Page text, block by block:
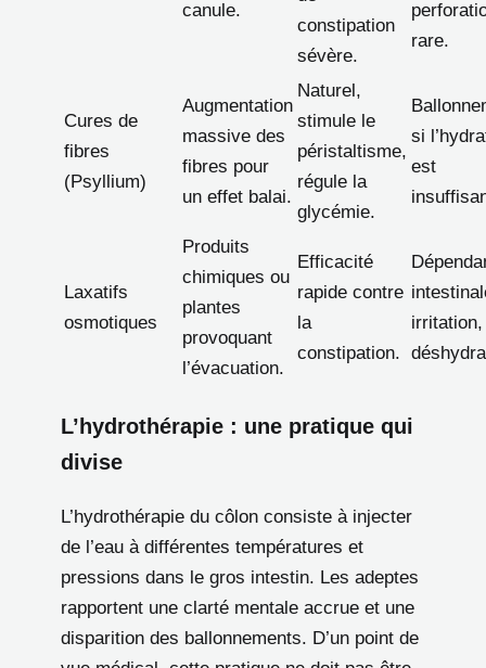
canule.
constipation
sévère.
rare.
Cures de
fibres
(Psyllium)
Augmentation
massive des
fibres pour
un effet balai.
Naturel,
stimule le
péristaltisme,
régule la
glycémie.
si
est
Laxatifs
osmotiques
Produits
chimiques ou
plantes
provoquant
l’évacuation.
Efficacité
rapide contre
la
constipation.
irritation,
L’hydrothérapie : une pratique qui
divise
L’hydrothérapie du côlon consiste à injecter
de l’eau à différentes températures et
pressions dans le gros intestin. Les adeptes
rapportent une clarté mentale accrue et une
disparition des ballonnements. D’un point de